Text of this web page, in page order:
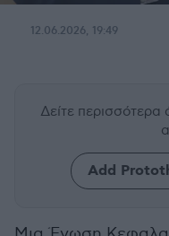
12.06.2026, 19:49
Δείτε
Add